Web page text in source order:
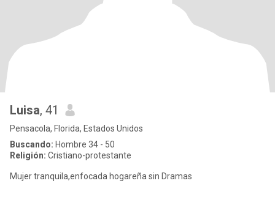
Luisa, 41
Pensacola, Florida, Estados Unidos
Buscando: Hombre 34 - 50
Religión: Cristiano-protestante
Mujer tranquila,enfocada hogareña sin Dramas